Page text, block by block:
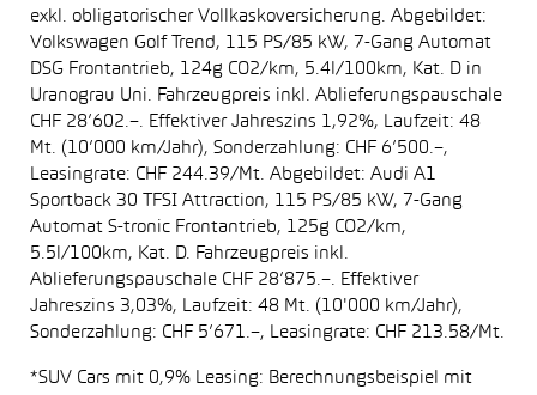
exkl. obligatorischer Vollkaskoversicherung. Abgebildet:
Volkswagen Golf Trend, 115 PS/85 kW, 7-Gang Automat
DSG Frontantrieb, 124g CO2/km, 5.4l/100km, Kat. D in
Uranograu Uni. Fahrzeugpreis inkl. Ablieferungspauschale
CHF 28’602.–. Effektiver Jahreszins 1,92%, Laufzeit: 48
Mt. (10’000 km/Jahr), Sonderzahlung: CHF 6’500.–,
Leasingrate: CHF 244.39/Mt. Abgebildet: Audi A1
Sportback 30 TFSI Attraction, 115 PS/85 kW, 7-Gang
Automat S-tronic Frontantrieb, 125g CO2/km,
5.5l/100km, Kat. D. Fahrzeugpreis inkl.
Ablieferungspauschale CHF 28’875.–. Effektiver
Jahreszins 3,03%, Laufzeit: 48 Mt. (10'000 km/Jahr),
Sonderzahlung: CHF 5’671.–, Leasingrate: CHF 213.58/Mt.
*SUV Cars mit 0,9% Leasing: Berechnungsbeispiel mit